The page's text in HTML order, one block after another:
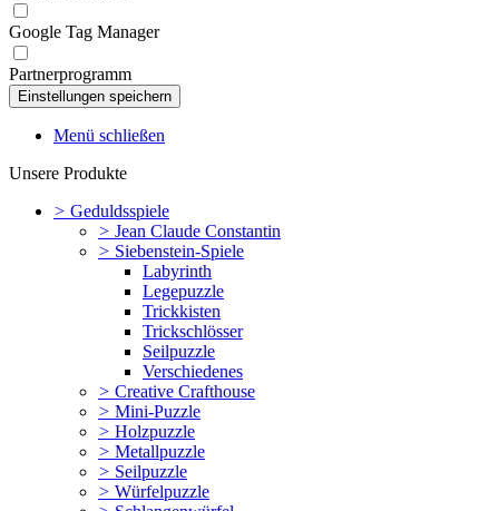
Google Tag Manager
Partnerprogramm
Menü schließen
Unsere Produkte
> Geduldsspiele
> Jean Claude Constantin
> Siebenstein-Spiele
Labyrinth
Legepuzzle
Trickkisten
Trickschlösser
Seilpuzzle
Verschiedenes
> Creative Crafthouse
> Mini-Puzzle
> Holzpuzzle
> Metallpuzzle
> Seilpuzzle
> Würfelpuzzle